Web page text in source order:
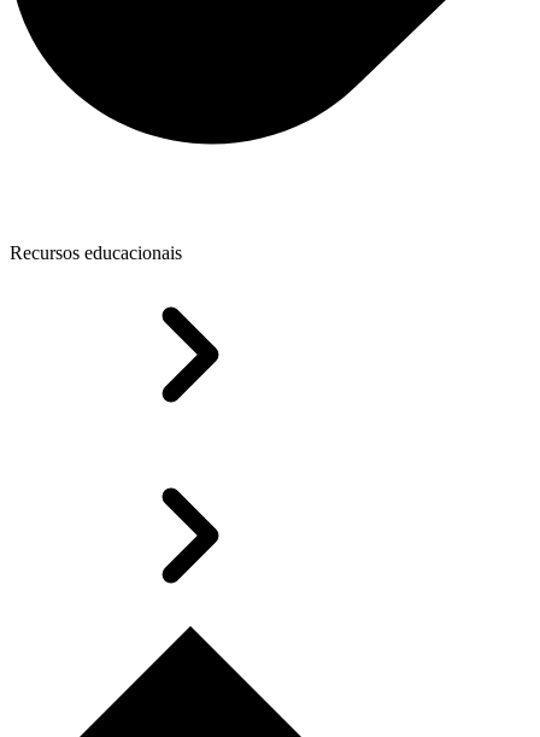
Recursos educacionais